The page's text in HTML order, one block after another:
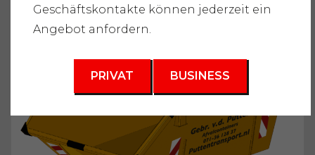
3 m3
Geschäftskontakte können jederzeit ein
Angebot anfordern.
PRIVAT BUSINESS